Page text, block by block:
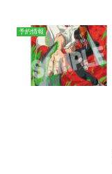
予約情報